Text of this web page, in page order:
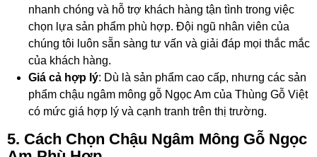
nhanh chóng và hỗ trợ khách hàng tận tình trong việc
chọn lựa sản phẩm phù hợp. Đội ngũ nhân viên của
chúng tôi luôn sẵn sàng tư vấn và giải đáp mọi thắc mắc
của khách hàng.
Giá cả hợp lý: Dù là sản phẩm cao cấp, nhưng các sản
phẩm chậu ngâm mông gỗ Ngọc Am của Thùng Gỗ Việt
có mức giá hợp lý và cạnh tranh trên thị trường.
5. Cách Chọn Chậu Ngâm Mông Gỗ Ngọc